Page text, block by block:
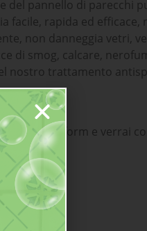
del pannello di parecchi
facile, rapida ed efficace,
non danneggia vetri,
di smog, calcare,
nostro trattamento
seguente form e verrai